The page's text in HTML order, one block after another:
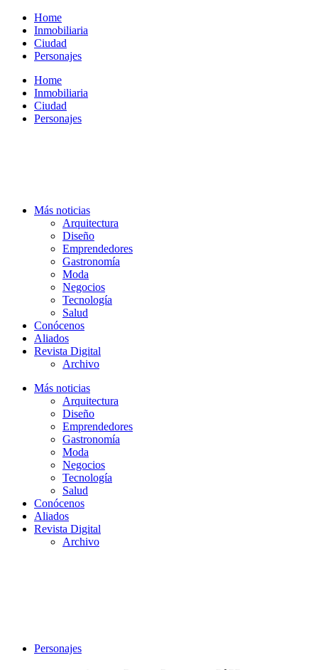
contenido
Home
Inmobiliaria
Ciudad
Personajes
Home
Inmobiliaria
Ciudad
Personajes
Más noticias
Arquitectura
Diseño
Emprendedores
Gastronomía
Moda
Negocios
Tecnología
Salud
Conócenos
Aliados
Revista Digital
Archivo
Más noticias
Arquitectura
Diseño
Emprendedores
Gastronomía
Moda
Negocios
Tecnología
Salud
Conócenos
Aliados
Revista Digital
Archivo
Personajes